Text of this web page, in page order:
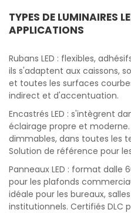
TYPES DE LUMINAIRES
APPLICATIONS
Rubans LED : flexibles,
ils s'adaptent aux caissons,
et toutes les surfaces
indirect et d'accentuation.
Encastrés LED : s'intègrent
éclairage propre et
dimmables, dans toutes les
Solution de référence pour
Panneaux LED : format dalle
pour les plafonds
idéale pour les bureaux,
institutionnels. Certifiés DLC